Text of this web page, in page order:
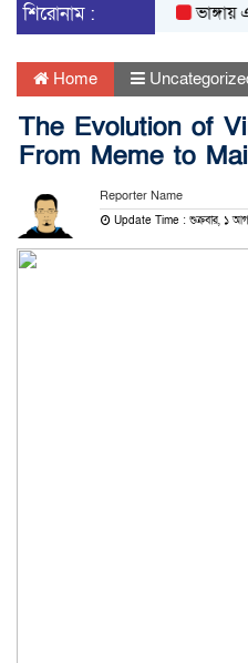
শিরোনাম :
ভাঙ্গায়
Home
The Evolution of
From Meme to
Reporter Name
Update Time : শুক্রবার, ১